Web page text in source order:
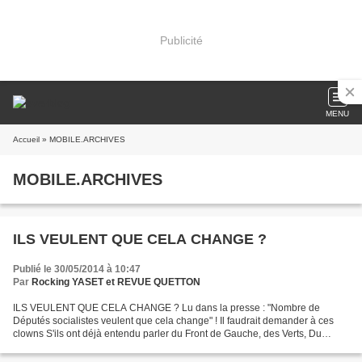
Publicité
MENU
Accueil » MOBILE.ARCHIVES
MOBILE.ARCHIVES
ILS VEULENT QUE CELA CHANGE ?
Publié le 30/05/2014 à 10:47
Par Rocking YASET et REVUE QUETTON
ILS VEULENT QUE CELA CHANGE ? Lu dans la presse : "Nombre de
Députés socialistes veulent que cela change" ! Il faudrait demander à ces
clowns S'ils ont déjà entendu parler du Front de Gauche, des Verts, Du